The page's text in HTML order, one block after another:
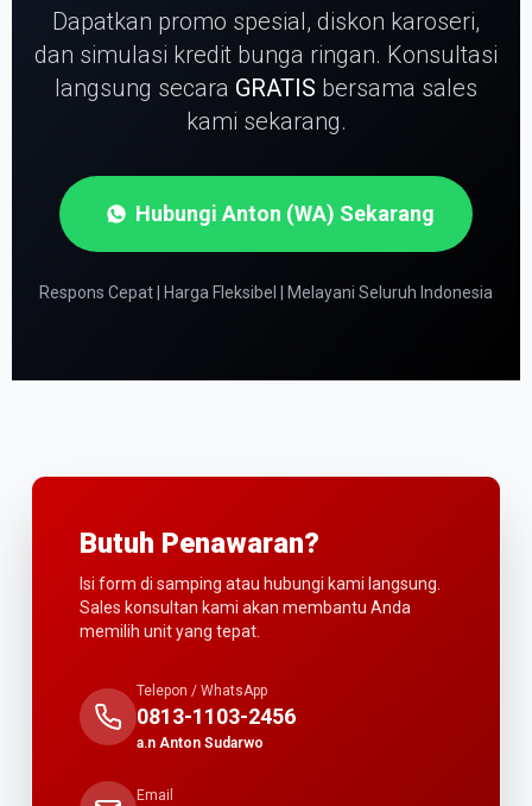
Dapatkan promo spesial, diskon karoseri,
dan simulasi kredit bunga ringan. Konsultasi
langsung secara GRATIS bersama sales
kami sekarang.
Hubungi Anton (WA) Sekarang
Respons Cepat | Harga Fleksibel | Melayani Seluruh Indonesia
Butuh Penawaran?
Isi form di samping atau hubungi kami langsung.
Sales konsultan kami akan membantu Anda
memilih unit yang tepat.
Telepon / WhatsApp
0813-1103-2456
a.n Anton Sudarwo
Email